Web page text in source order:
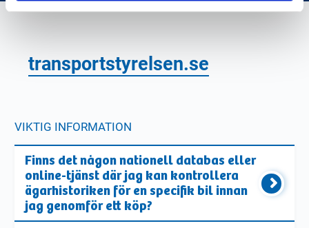
transportstyrelsen.se
VIKTIG INFORMATION
Finns det någon nationell databas eller
online-tjänst där jag kan kontrollera
ägarhistoriken för en specifik bil innan
jag genomför ett köp?